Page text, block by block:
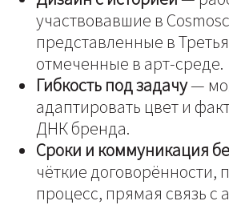
участвовавшие в
представленные в
отмеченные в арт-среде.
Гибкость под задачу—
адаптировать цвет и
ДНК бренда.
Сроки и коммуникация
чёткие договорённости,
процесс, прямая связь с